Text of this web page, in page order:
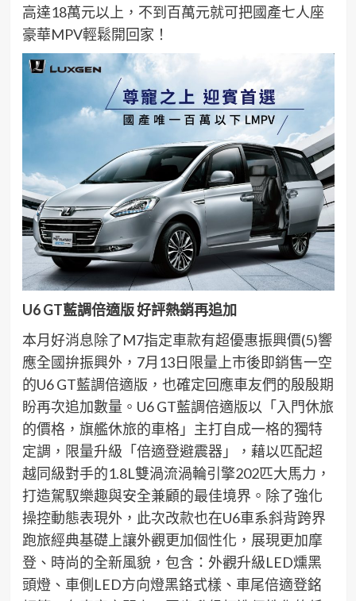
高達18萬元以上， 不到百萬元就可把國產七人座
豪華MPV輕鬆開回家 ！
U6GT藍調倍適版好評熱銷再追加
本月好消息除了M7指定車款有超優惠振興價(5)響
應全國拚振興外， 7月 13日限量上市後即銷售一空
的U6 GT藍調倍適版 ，也確定回應車友們的殷殷期
盼再次追加數量。 U6 GT藍調倍適版以「入門休旅
的價格，旗艦休旅的車格」主打自成一格的獨特
定調，限量升級「倍適登避震器」，藉以匹配超
越同級對手的1.8L雙渦流渦輪引擎202匹大馬力，
打造駕馭樂趣與安全兼顧的最佳境界。除了強化
操控動態表現外，此次改款也在U6車系斜背跨界
跑旅經典基礎上讓外觀更加個性化，展現更加摩
登、時尚的全新風貌，包含：外觀升級LED燻黑
頭燈、車側LED方向燈黑鉻式樣、車尾倍適登銘